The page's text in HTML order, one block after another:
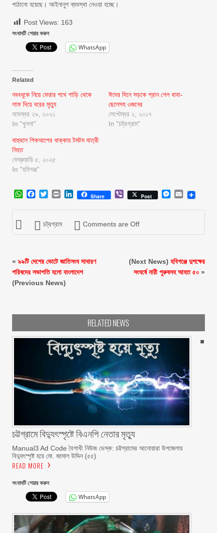
পাঠানো হয়েছে। আইনানুগ ব্যবস্থা নেওয়া হচ্ছে।
Post Views: 163
সংবাদটি শেয়ার করুন
WhatsApp
Related
নববধূকে নিয়ে ফেরার পথে গাড়ি থেকে
লাফ দিয়ে বরের মৃত্যু
নভেম্বর ২৯, ২০২১
In "খুলনা"
ঈদের দিনে সড়কে প্রান গেল বাবা-
ছেলেসহ ৩জনের
সেপ্টেম্বর ২, ২০১৭
In "চট্রগ্রাম"
বাহুবলে পিকআপের ধাক্কায় টমটম যাত্রী
নিহত
ফেব্রুয়ারি ৫, ২০২৫
In "হবিগঞ্জ"
WhatsApp
Facebook
Twitter
Print LinkedIn
Share ViberPost Messenger
Email
চট্রগ্রাম Comments are Off
« ৯৯টি দেশের ভোটে জাতিসংঘ সাধারণ
পরিষদের সভাপতি হলো বাংলাদেশ
(Previous News)
(Next News) হবিগঞ্জে দুপক্ষের
সংঘর্ষে নারী পুরুষসহ আহত ৫০ »
RELATED NEWS
চট্টগ্রামে বিদ্যুৎস্পৃষ্টে বিএনপি নেতার মৃত্যু
Manual3 Ad Code বৈশাখী নিউজ ডেস্ক: চট্টগ্রামের আনোয়ারা উপজেলায়
বিদ্যুৎস্পৃষ্ট হয়ে মো. জামাল উদ্দিন (৫৫)
READ MORE
সংবাদটি শেয়ার করুন
WhatsApp